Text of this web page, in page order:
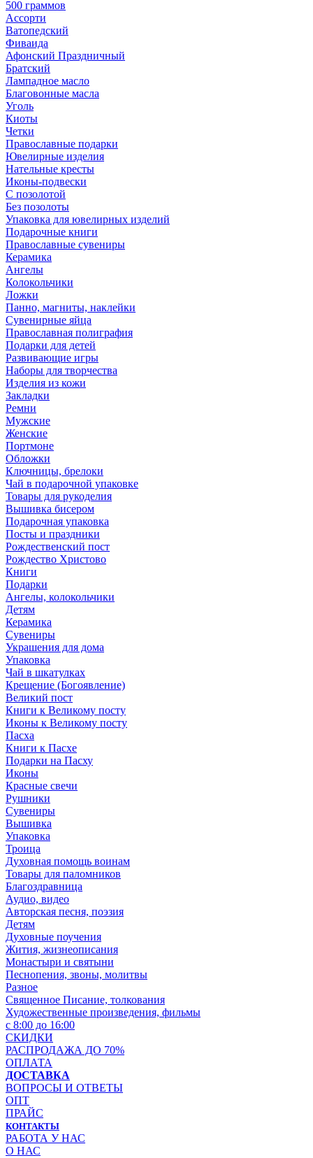
500 граммов
Ассорти
Ватопедский
Фиваида
Афонский Праздничный
Братский
Лампадное масло
Благовонные масла
Уголь
Киоты
Четки
Православные подарки
Ювелирные изделия
Нательные кресты
Иконы-подвески
С позолотой
Без позолоты
Упаковка для ювелирных изделий
Подарочные книги
Православные сувениры
Керамика
Ангелы
Колокольчики
Ложки
Панно, магниты, наклейки
Сувенирные яйца
Православная полиграфия
Подарки для детей
Развивающие игры
Наборы для творчества
Изделия из кожи
Закладки
Ремни
Мужские
Женские
Портмоне
Обложки
Ключницы, брелоки
Чай в подарочной упаковке
Товары для рукоделия
Вышивка бисером
Подарочная упаковка
Посты и праздники
Рождественский пост
Рождество Христово
Книги
Подарки
Ангелы, колокольчики
Детям
Керамика
Сувениры
Украшения для дома
Упаковка
Чай в шкатулках
Крещение (Богоявление)
Великий пост
Книги к Великому посту
Иконы к Великому посту
Пасха
Книги к Пасхе
Подарки на Пасху
Иконы
Красные свечи
Рушники
Сувениры
Вышивка
Упаковка
Троица
Духовная помощь воинам
Товары для паломников
Благоздравница
Аудио, видео
Авторская песня, поэзия
Детям
Духовные поучения
Жития, жизнеописания
Монастыри и святыни
Песнопения, звоны, молитвы
Разное
Священное Писание, толкования
Художественные произведения, фильмы
с 8:00 до 16:00
СКИДКИ
РАСПРОДАЖА ДО 70%
ОПЛАТА
ДОСТАВКА
ВОПРОСЫ И ОТВЕТЫ
ОПТ
ПРАЙС
КОНТАКТЫ
РАБОТА У НАС
О НАС